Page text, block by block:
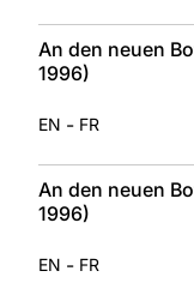
An den neuen
1996)
EN - FR
An den neuen
1996)
EN - FR